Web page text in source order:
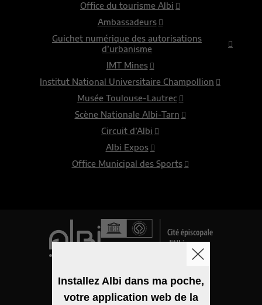
Office du tourisme Albi
Ambassadeurs
Guichet numérique des autorisations
d’urbanisme
IMT Mines
Institut National Universitaire Champollion
Musée Toulouse-Lautrec
Scène Nationale Albi-Tarn
Circuit d’Albi
Albi Expos
Office Municipal des Sports
Mentions légales
Installez Albi dans ma poche,
votre application web de la